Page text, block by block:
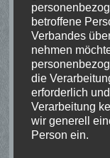
Adams
In Ermke
Lambertus
…
WEITERLESEN
betroffene
Verbandes
nehmen
die
erforderlich
Verarbeitung
wir generell
Person ein.